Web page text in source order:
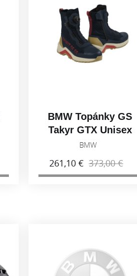
BMW Topánky GS
Takyr GTX Unisex
Modrá 2026
BMW
261,10 € 373,00 €